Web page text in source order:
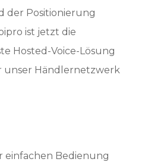
der Positionierung
ist jetzt die
Hosted-Voice-Lösung
unser Händlernetzwerk
einfachen Bedienung